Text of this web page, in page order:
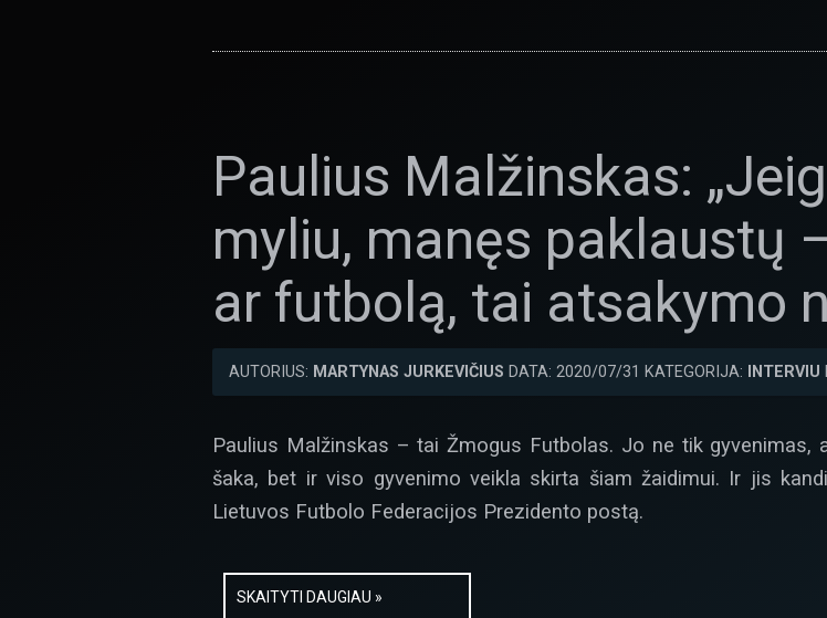
Paulius Malžinskas:
myliu, manęs paklaustų
ar futbolą, tai atsakymo
AUTORIUS: MARTYNAS JURKEVIČIUS DATA: 2020/07/31 KATEGORIJA: INTERVIU
Paulius Malžinskas – tai Žmogus Futbolas. Jo ne tik gyvenimas,
šaka, bet ir viso gyvenimo veikla skirta šiam žaidimui. Ir jis
Lietuvos Futbolo Federacijos Prezidento postą.
SKAITYTI DAUGIAU »